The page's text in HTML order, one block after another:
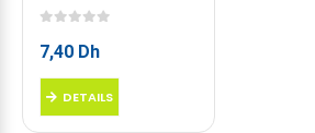
7,40 Dh
DETAILS